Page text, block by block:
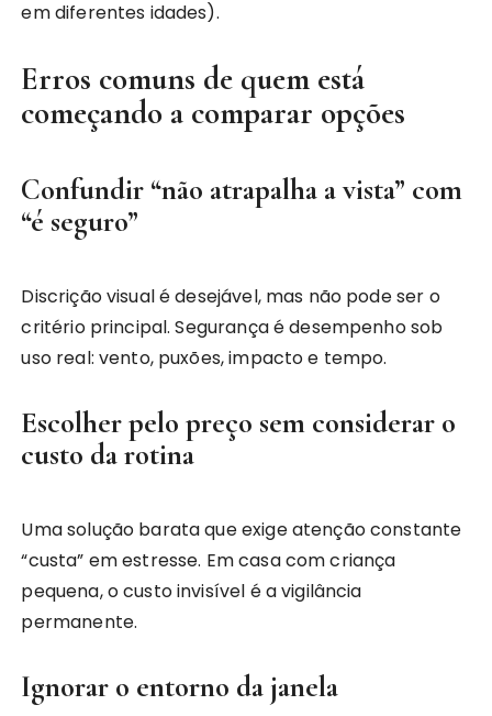
em diferentes idades).
Erros comuns de quem está
começando a comparar opções
Confundir “não atrapalha a vista” com
“é seguro”
Discrição visual é desejável, mas não pode ser o
critério principal. Segurança é desempenho sob
uso real: vento, puxões, impacto e tempo.
Escolher pelo preço sem considerar o
custo da rotina
Uma solução barata que exige atenção constante
“custa” em estresse. Em casa com criança
pequena, o custo invisível é a vigilância
permanente.
Ignorar o entorno da janela